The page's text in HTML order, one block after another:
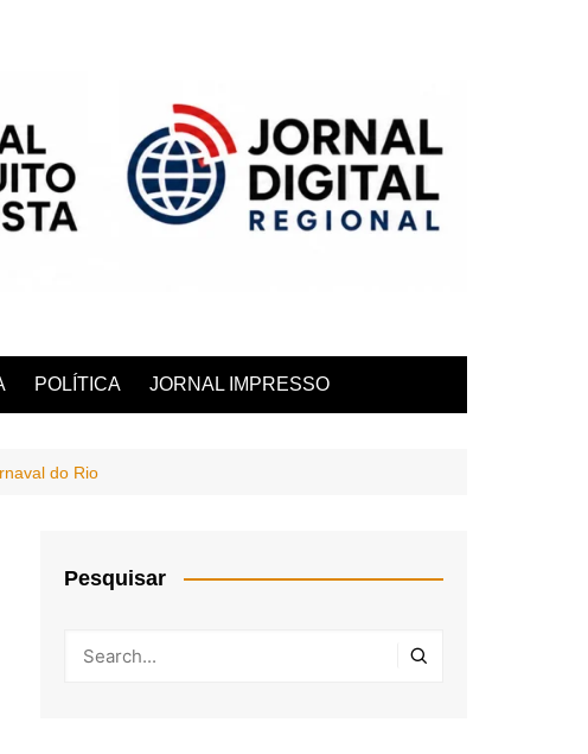
POLÍTICA JORNAL IMPRESSO
do Rio
Pesquisar